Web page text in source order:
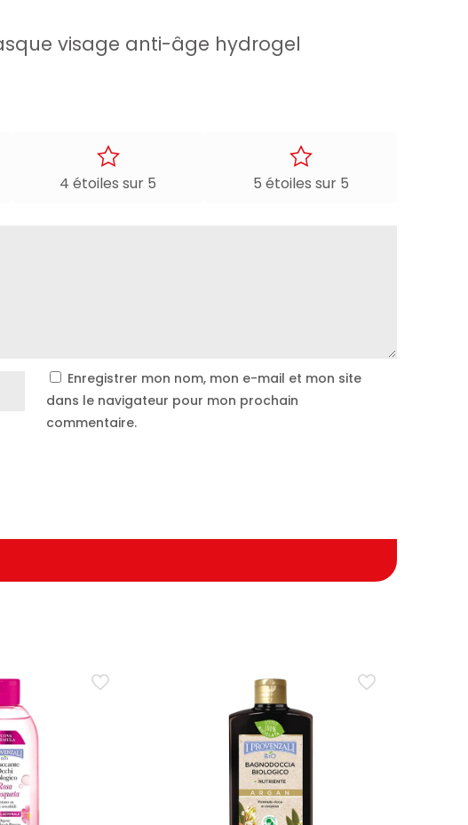
visage anti-âge hydrogel
4 étoiles sur 5 5 étoiles sur 5
Enregistrer mon nom, mon e-mail et mon site
dans le navigateur pour mon prochain
commentaire.